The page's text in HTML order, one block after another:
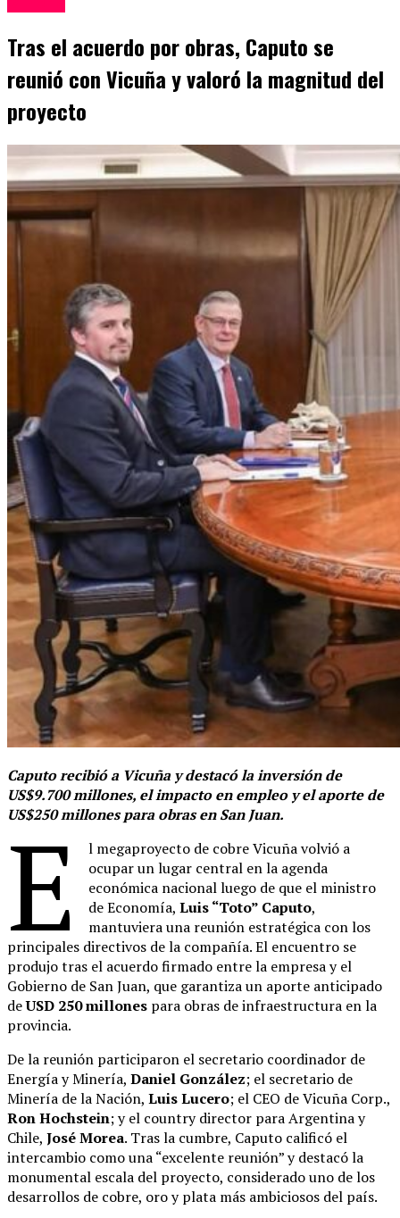
Tras el acuerdo por obras, Caputo se
reunió con Vicuña y valoró la magnitud del
proyecto
Caputo recibió a Vicuña y destacó la inversión de
US$9.700 millones, el impacto en empleo y el aporte de
US$250 millones para obras en San Juan.
E
l megaproyecto de cobre Vicuña volvió a
ocupar un lugar central en la agenda
económica nacional luego de que el ministro
de Economía,Luis “Toto” Caputo,
mantuviera una reunión estratégica con los
principales directivos de la compañía. El encuentro se
produjo tras el acuerdo firmado entre la empresa y el
Gobierno de San Juan, que garantiza un aporte anticipado
deUSD 250 millones para obras de infraestructura en la
provincia.
De la reunión participaron el secretario coordinador de
Energía y Minería, Daniel González; el secretario de
Minería de la Nación, Luis Lucero; el CEO de Vicuña Corp.,
Ron Hochstein; y el country director para Argentina y
Chile, José Morea. Tras la cumbre, Caputo calificó el
intercambio como una “excelente reunión” y destacó la
monumental escala del proyecto, considerado uno de los
desarrollos de cobre, oro y plata más ambiciosos del país.